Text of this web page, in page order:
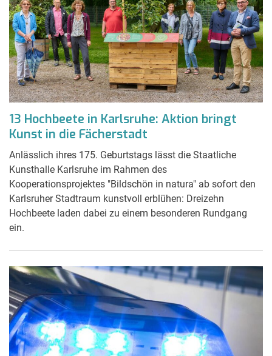
13 Hochbeete in Karlsruhe: Aktion bringt
Kunst in die Fächerstadt
Anlässlich ihres 175. Geburtstags lässt die Staatliche
Kunsthalle Karlsruhe im Rahmen des
Kooperationsprojektes "Bildschön in natura" ab sofort den
Karlsruher Stadtraum kunstvoll erblühen: Dreizehn
Hochbeete laden dabei zu einem besonderen Rundgang
ein.